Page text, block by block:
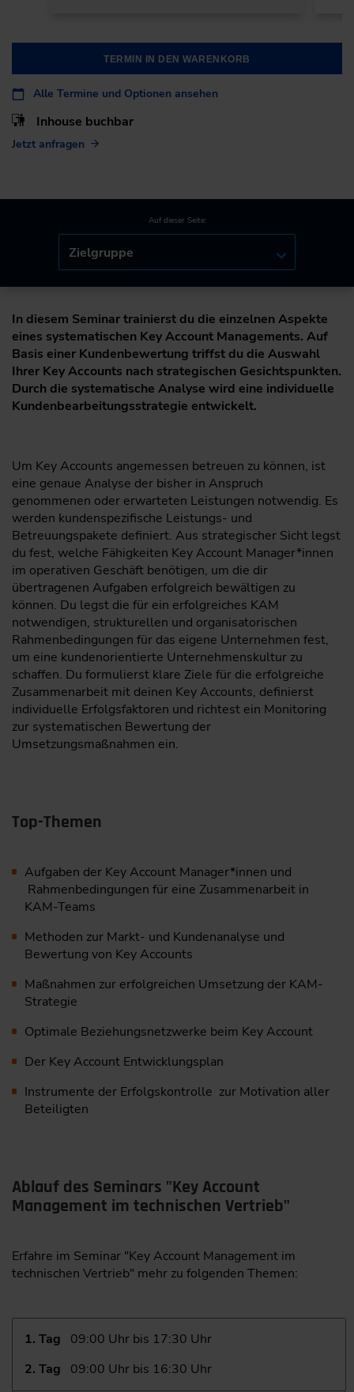
TERMIN IN DEN WARENKORB
Alle Termine und Optionen ansehen
Inhouse buchbar
Jetzt anfragen
Auf dieser Seite:
Zielgruppe
In diesem Seminar trainierst du die einzelnen Aspekte
eines systematischen Key Account Managements. Auf
Basis einer Kundenbewertung triffst du die Auswahl
Ihrer Key Accounts nach strategischen Gesichtspunkten.
Durch die ­systematische Analyse wird eine individuelle
Kundenbearbeitungsstrategie entwickelt.
Um Key Accounts angemessen betreuen zu können, ist
eine genaue Analyse der bisher in Anspruch
genommenen oder erwarteten Leistungen notwendig. Es
werden kundenspezifische Leistungs- und
Betreuungspakete definiert. Aus strategischer Sicht legst
du fest, welche Fähigkeiten Key Account Manager*innen
im operativen Geschäft benötigen, um die dir
übertragenen ­Aufgaben erfolgreich bewältigen zu
können. Du legst die für ein erfolgreiches KAM
notwendigen, strukturellen und organisatorischen
Rahmenbedingungen für das eigene Unternehmen fest,
um eine kundenorientierte Unternehmenskultur zu
schaffen. Du formulierst klare Ziele für die erfolgreiche
Zusammenarbeit mit deinen Key Accounts, definierst
individuelle Erfolgsfaktoren und richtest ein Monitoring
zur systematischen Bewertung der
Umsetzungsmaßnahmen ein.
Top-Themen
Aufgaben der Key Account Manager*innen und
Rahmenbedingungen für eine Zusammenarbeit in
KAM-Teams
Methoden zur Markt- und Kundenanalyse und
Bewertung von Key Accounts
Maßnahmen zur erfolgreichen Umsetzung der KAM-
Strategie
Optimale Beziehungsnetzwerke beim Key Account
Der Key Account Entwicklungsplan
Instrumente der Erfolgskontrolle zur Motivation aller
Beteiligten
Ablauf des Seminars "Key Account
Management im technischen Vertrieb"
Erfahre im Seminar "Key Account Management im
technischen Vertrieb" mehr zu folgenden Themen:
1. Tag
09:00 Uhr bis 17:30 Uhr
2. Tag
09:00 Uhr bis 16:30 Uhr